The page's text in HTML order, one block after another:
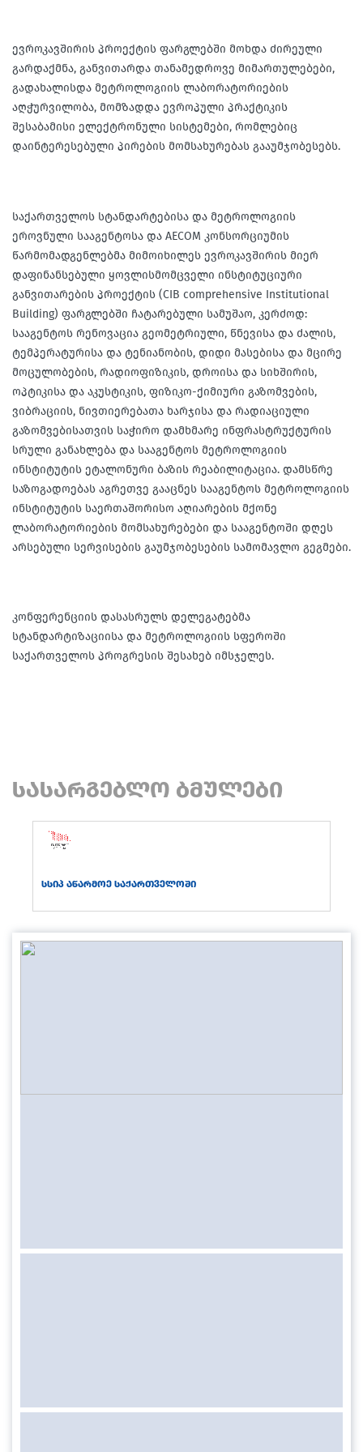
ევროკავშირის პროექტის ფარგლებში მოხდა ძირეული
გარდაქმნა, განვითარდა თანამედროვე მიმართულებები,
გადახალისდა მეტროლოგიის ლაბორატორიების
აღჭურვილობა, მომზადდა ევროპული პრაქტიკის
შესაბამისი ელექტრონული სისტემები, რომლებიც
დაინტერესებული პირების მომსახურებას გააუმჯობესებს.
საქართველოს სტანდარტებისა და მეტროლოგიის
ეროვნული სააგენტოსა და AECOM კონსორციუმის
წარმომადგენლებმა მიმოიხილეს ევროკავშირის მიერ
დაფინანსებული ყოვლისმომცველი ინსტიტუციური
განვითარების პროექტის (CIB comprehensive Institutional
Building) ფარგლებში ჩატარებული სამუშაო, კერძოდ:
სააგენტოს რენოვაცია გეომეტრიული, წნევისა და ძალის,
ტემპერატურისა და ტენიანობის, დიდი მასებისა და მცირე
მოცულობების, რადიოფიზიკის, დროისა და სიხშირის,
ოპტიკისა და აკუსტიკის, ფიზიკო-ქიმიური გაზომვების,
ვიბრაციის, ნივთიერებათა ხარჯისა და რადიაციული
გაზომვებისათვის საჭირო დამხმარე ინფრასტრუქტურის
სრული განახლება და სააგენტოს მეტროლოგიის
ინსტიტუტის ეტალონური ბაზის რეაბილიტაცია. დამსწრე
საზოგადოებას აგრეთვე გააცნეს სააგენტოს მეტროლოგიის
ინსტიტუტის საერთაშორისო აღიარების მქონე
ლაბორატორიების მომსახურებები და სააგენტოში დღეს
არსებული სერვისების გაუმჯობესების სამომავლო გეგმები.
კონფერენციის დასასრულს დელეგატებმა
სტანდარტიზაციისა და მეტროლოგიის სფეროში
საქართველოს პროგრესის შესახებ იმსჯელეს.
სასარგებლო ბმულები
სსიპ აწარმოე საქართველოში